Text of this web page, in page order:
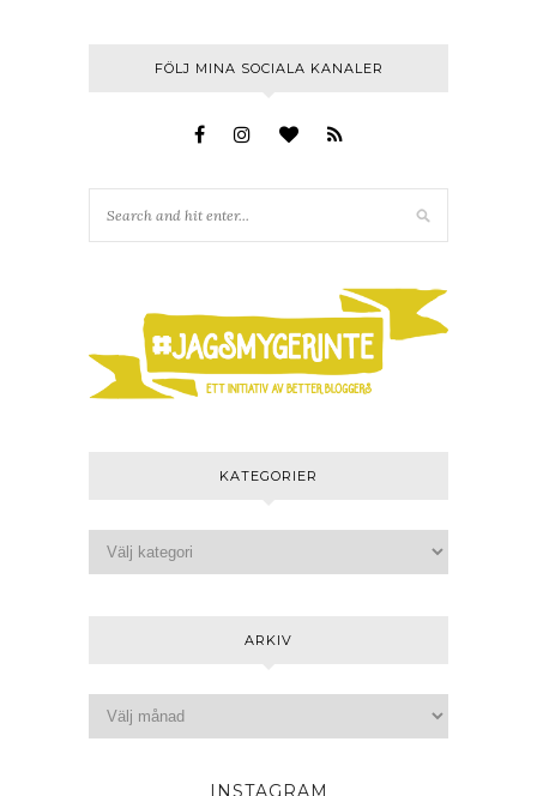
FÖLJ MINA SOCIALA KANALER
KATEGORIER
ARKIV
INSTAGRAM